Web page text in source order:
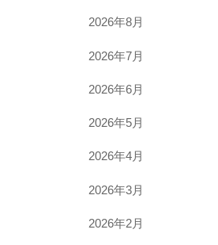
2026年8月
2026年7月
2026年6月
2026年5月
2026年4月
2026年3月
2026年2月